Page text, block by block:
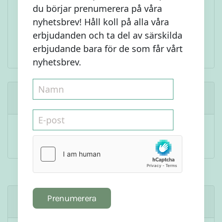
Bli först att kommentera
Kommentera
Dela det här receptet
du börjar prenumerera på våra
nyhetsbrev! Håll koll på alla våra
erbjudanden och ta del av särskilda
erbjudande bara för de som får vårt
nyhetsbrev.
Prenumerera